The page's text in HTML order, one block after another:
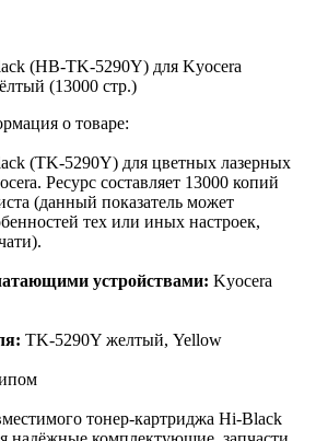
(HB-TK-5290Y) для Kyocera
(13000 стр.)
о товаре:
(TK-5290Y) для цветных лазерных
Ресурс составляет 13000 копий
(данный показатель может
тех или иных настроек,
устройствами: Kyocera
TK-5290Y желтый, Yellow
тонер-картриджа Hi-Black